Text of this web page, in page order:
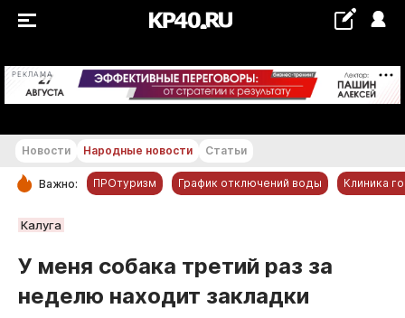
РЕКЛАМА +20...+21 °С
РУБРИКИ
Новости компаний
Статьи
Новости Народные новости Статьи
Важно: ПРОтуризм График отключений воды Клиника
Калуга
У меня собака третий раз за
неделю находит закладки